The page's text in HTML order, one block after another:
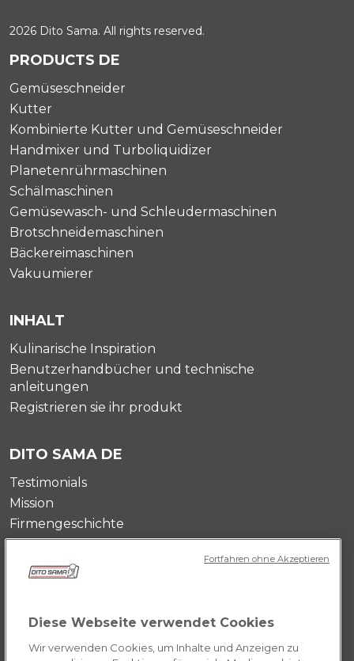
2026 Dito Sama. All rights reserved.
PRODUCTS DE
Gemüseschneider
Kutter
Kombinierte Kutter und Gemüseschneider
Handmixer und Turboliquidizer
Planetenrührmaschinen
Schälmaschinen
Gemüsewasch- und Schleudermaschinen
Brotschneidemaschinen
Bäckereimaschinen
Vakuumierer
INHALT
Kulinarische Inspiration
Benutzerhandbücher und technische
anleitungen
Registrieren sie ihr produkt
DITO SAMA DE
Testimonials
Mission
Firmengeschichte
Kontaktieren Sie uns
Karrieremöglichkeiten
Allgemeine Geschäftsbedingungen
Diese Webseite verwendet Cookies
Wir verwenden Cookies, um Inhalte und Anzeigen zu
Fortfahren ohne Akzeptieren